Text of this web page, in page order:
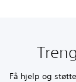
Få hjelp og